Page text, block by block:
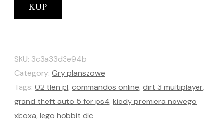
KUP
SKU: 3c3a33d3e94b
Category: Gry planszowe
Tags: 02 tlen pl, commandos online, dirt 3 multiplayer,
grand theft auto 5 for ps4, kiedy premiera nowego
xboxa, lego hobbit dlc